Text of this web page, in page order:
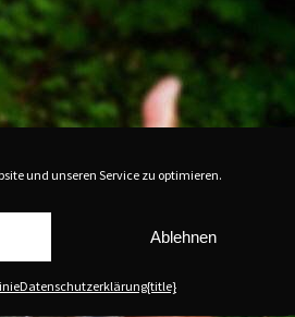
und unseren Service zu optimieren.
Ablehnen
Datenschutzerklärung{title}